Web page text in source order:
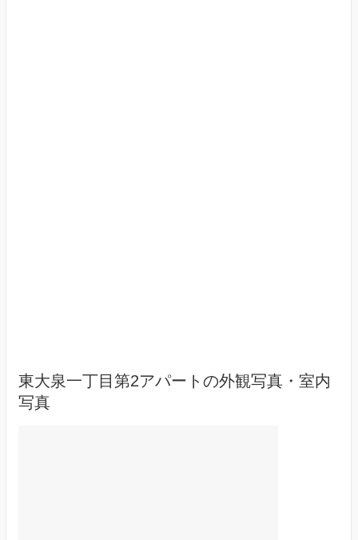
東大泉一丁目第2アパートの外観写真・室内
写真